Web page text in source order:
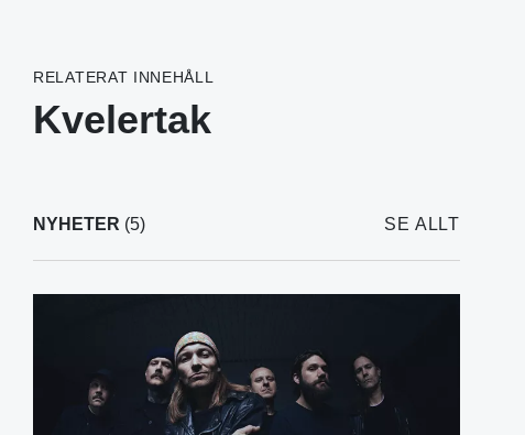
RELATERAT INNEHÅLL
Kvelertak
NYHETER (5) SE ALLT